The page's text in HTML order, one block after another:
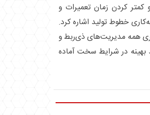
کمتر کردن زمان تعمیرات و
خطوط تولید اشاره کرد.
همه مدیریت‌های ذی‌ربط و
بهینه در شرایط سخت آماده